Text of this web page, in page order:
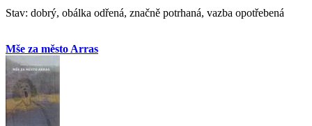
Stav: dobrý, obálka odřená, značně potrhaná, vazba opotřebená
Mše za město Arras